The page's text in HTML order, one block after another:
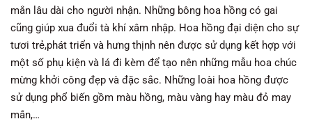
mắn lâu dài cho người nhận. Những bông hoa hồng có gai
cũng giúp xua đuổi tà khí xâm nhập. Hoa hồng đại diện cho sự
tươi trẻ,phát triển và hưng thịnh nên được sử dụng kết hợp với
một số phụ kiện và lá đi kèm để tạo nên những mẫu hoa chúc
mừng khởi công đẹp và đặc sắc. Những loài hoa hồng được
sử dụng phổ biến gồm màu hồng, màu vàng hay màu đỏ may
mắn,…